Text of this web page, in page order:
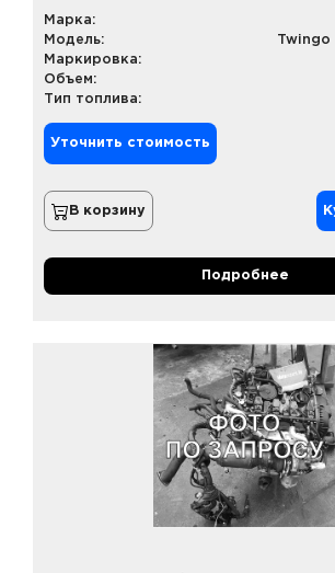
Марка:
Модель:
Twingo
Маркировка:
Объем:
Тип топлива:
Уточнить стоимость
В корзину
Подробнее